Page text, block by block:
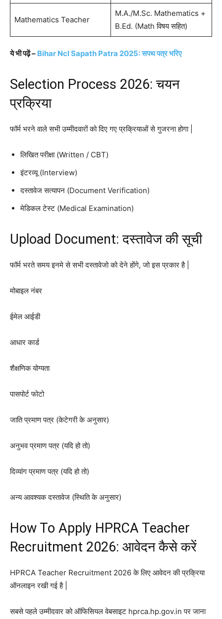
Mathematics Teacher
M.A./M.Sc. Mathematics +
B.Ed. (Math विषय सहित)
ये भी पढ़ें – Bihar Ncl Sapath Patra 2025: सपथ पत्र भरिए
Selection Process 2026: चयन
प्रक्रिया
फॉर्म भरने वाले सभी उम्मीदवारों को दिए गए प्रक्रियाओं से गुजरना होगा |
लिखित परीक्षा (Written / CBT)
इंटरव्यू (Interview)
दस्तावेज सत्यापन (Document Verification)
मेडिकल टेस्ट (Medical Examination)
Upload Document: दस्तावेज की सूची
फॉर्म भरते समय इनमे से सभी दस्तावेजो को देने होंगे, जो इस प्रकार है |
मोबाइल नंबर
ईमेल आईडी
आधार कार्ड
शैक्षणिक योग्यता
पासपोर्ट फोटो
जाति प्रमाण पत्र (केटेगरी के अनुसार)
अनुभव प्रमाण पत्र (यदि हो तो)
दिव्यांग प्रमाण पत्र (यदि हो तो)
अन्य आवश्यक दस्तावेज (स्थिति के अनुसार)
How To Apply HPRCA Teacher
Recruitment 2026: आवेदन कैसे करें
HPRCA Teacher Recruitment 2026 के लिए आवेदन की प्रक्रिया
ऑनलाइन रखी गई है |
सबसे पहले उम्मीदवार को ऑफिसियल वेबसाइट hprca.hp.gov.in पर जाना